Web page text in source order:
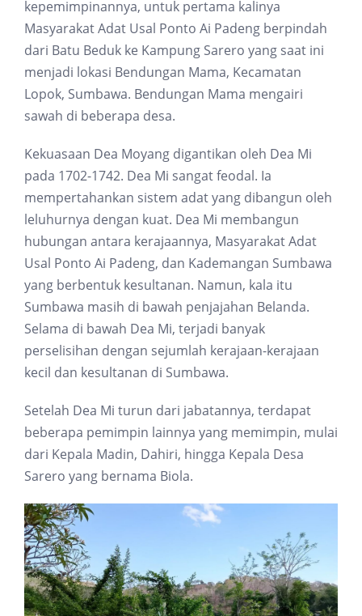
kepemimpinannya, untuk pertama kalinya
Masyarakat Adat Usal Ponto Ai Padeng berpindah
dari Batu Beduk ke Kampung Sarero yang saat ini
menjadi lokasi Bendungan Mama, Kecamatan
Lopok, Sumbawa. Bendungan Mama mengairi
sawah di beberapa desa.
Kekuasaan Dea Moyang digantikan oleh Dea Mi
pada 1702-1742. Dea Mi sangat feodal. Ia
mempertahankan sistem adat yang dibangun oleh
leluhurnya dengan kuat. Dea Mi membangun
hubungan antara kerajaannya, Masyarakat Adat
Usal Ponto Ai Padeng, dan Kademangan Sumbawa
yang berbentuk kesultanan. Namun, kala itu
Sumbawa masih di bawah penjajahan Belanda.
Selama di bawah Dea Mi, terjadi banyak
perselisihan dengan sejumlah kerajaan-kerajaan
kecil dan kesultanan di Sumbawa.
Setelah Dea Mi turun dari jabatannya, terdapat
beberapa pemimpin lainnya yang memimpin, mulai
dari Kepala Madin, Dahiri, hingga Kepala Desa
Sarero yang bernama Biola.